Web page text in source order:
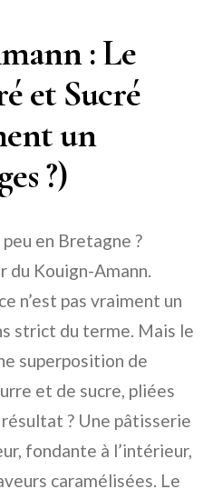
: Le
et Sucré
un
?)
en Bretagne ?
du Kouign-Amann.
n’est pas vraiment un
strict du terme. Mais le
superposition de
et de sucre, pliées
? Une pâtisserie
fondante à l’intérieur,
caramélisées. Le